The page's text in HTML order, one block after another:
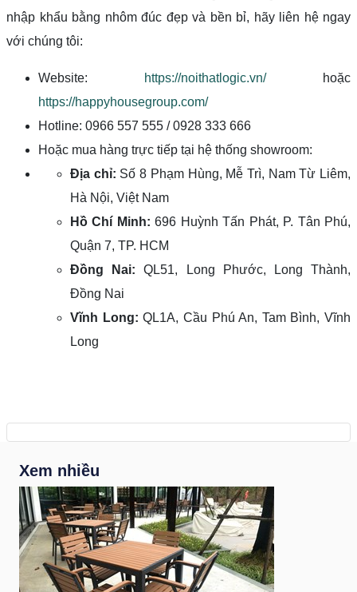
nhập khẩu bằng nhôm đúc đẹp và bền bỉ, hãy liên hệ ngay
với chúng tôi:
Website: https://noithatlogic.vn/hoặc
https://happyhousegroup.com/
Hotline: 0966 557 555 / 0928 333 666
Hoặc mua hàng trực tiếp tại hệ thống showroom:
Địa chỉ: Số 8 Phạm Hùng, Mễ Trì, Nam Từ Liêm,
Hà Nội, Việt Nam
Hồ Chí Minh: 696 Huỳnh Tấn Phát, P. Tân Phú,
Quận 7, TP. HCM
Đồng Nai: QL51, Long Phước, Long Thành,
Đồng Nai
Vĩnh Long: QL1A, Cầu Phú An, Tam Bình, Vĩnh
Long
Xem nhiều